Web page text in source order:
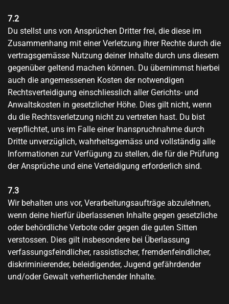
7.2
Du stellst uns von Ansprüchen Dritter frei, die diese im
Zusammenhang mit einer Verletzung ihrer Rechte durch die
vertragsgemässe Nutzung deiner Inhalte durch uns diesem
gegenüber geltend machen können. Du übernimmst hierbei
auch die angemessenen Kosten der notwendigen
Rechtsverteidigung einschliesslich aller Gerichts- und
Anwaltskosten in gesetzlicher Höhe. Dies gilt nicht, wenn
du die Rechtsverletzung nicht zu vertreten hast. Du bist
verpflichtet, uns im Falle einer Inanspruchnahme durch
Dritte unverzüglich, wahrheitsgemäss und vollständig alle
Informationen zur Verfügung zu stellen, die für die Prüfung
der Ansprüche und eine Verteidigung erforderlich sind.
7.3
Wir behalten uns vor, Verarbeitungsaufträge abzulehnen,
wenn deine hierfür überlassenen Inhalte gegen gesetzliche
oder behördliche Verbote oder gegen die guten Sitten
verstossen. Dies gilt insbesondere bei Überlassung
verfassungsfeindlicher, rassistischer, fremdenfeindlicher,
diskriminierender, beleidigender, Jugend gefährdender
und/oder Gewalt verherrlichender Inhalte.